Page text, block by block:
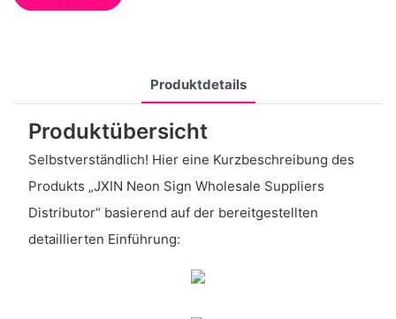
Produktdetails
Produktübersicht
Selbstverständlich! Hier eine Kurzbeschreibung des
Produkts „JXIN Neon Sign Wholesale Suppliers
Distributor“ basierend auf der bereitgestellten
detaillierten Einführung: